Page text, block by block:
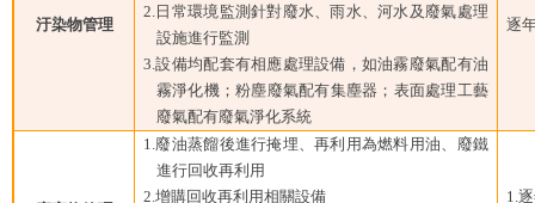
汙染物管理
2.日常環境監測針對廢水、雨水、河水及廢氣處理
設施進行監測
3.設備均配套有相應處理設備，如油霧廢氣配有油
霧淨化機；粉塵廢氣配有集塵器；表面處理工藝
廢氣配有廢氣淨化系統
逐
1.廢油蒸餾後進行掩埋、再利用為燃料用油、廢鐵
進行回收再利用
2.增購回收再利用相關設備
1.